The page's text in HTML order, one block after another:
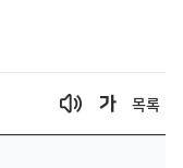
목록